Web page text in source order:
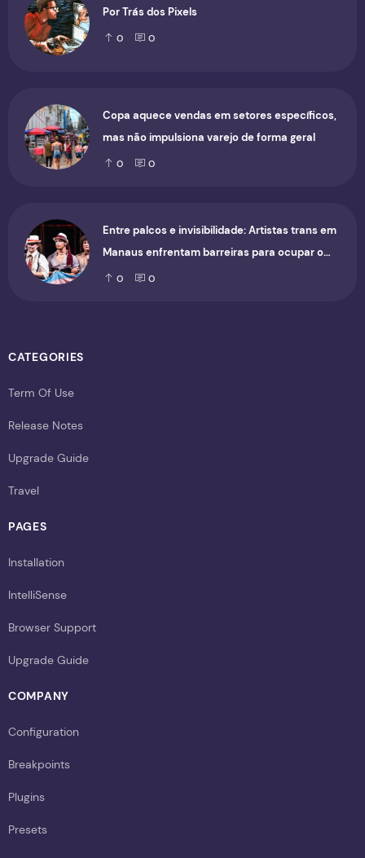
Por Trás dos Pixels
0 0
Copa aquece vendas em setores específicos,
mas não impulsiona varejo de forma geral
0 0
Entre palcos e invisibilidade: Artistas trans em
Manaus enfrentam barreiras para ocupar o
cenário cultural
0 0
CATEGORIES
Term Of Use
Release Notes
Upgrade Guide
Travel
PAGES
Installation
IntelliSense
Browser Support
Upgrade Guide
COMPANY
Configuration
Breakpoints
Plugins
Presets